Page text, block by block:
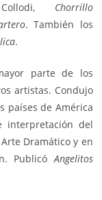
Chorrillo
. También los
.
parte de los
artistas. Condujo
países de América
interpretación del
Dramático y en
PublicóAngelitos